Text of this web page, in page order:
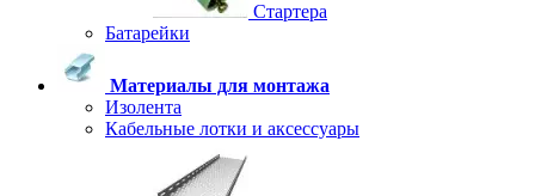
Стартера
Батарейки
Материалы для монтажа
Изолента
Кабельные лотки и аксессуары